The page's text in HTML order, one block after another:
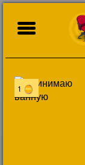
1